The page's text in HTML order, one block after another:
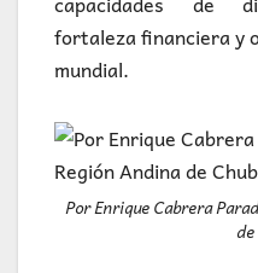
fortaleza financiera y
mundial.
Por Enrique Cabrera